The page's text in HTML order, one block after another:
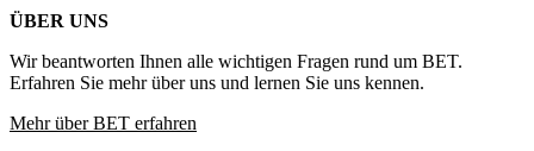
ÜBER UNS
Wir beantworten Ihnen alle wichtigen Fragen rund um BET.
Erfahren Sie mehr über uns und lernen Sie uns kennen.
Mehr über BET erfahren